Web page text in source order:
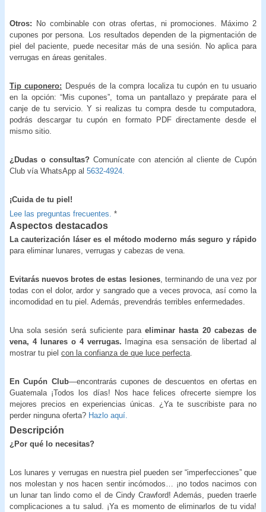
Otros:
No combinable con otras ofertas, ni promociones. Máximo 2
cupones por persona. Los resultados dependen de la pigmentación de
piel del paciente, puede necesitar más de una sesión. No aplica para
verrugas en áreas genitales.
Tip cuponero: Después de la compra localiza tu cupón en tu usuario
en la opción: “Mis cupones”, toma un pantallazo y prepárate para el
canje de tu servicio. Y si realizas tu compra desde tu computadora,
podrás descargar tu cupón en formato PDF directamente desde el
mismo sitio.
¿Dudas o consultas? Comunícate con atención al cliente de Cupón
Club vía WhatsApp al 5632-4924.
¡Cuida de tu piel!
Lee las preguntas frecuentes. *
Aspectos destacados
La cauterización láser es el método moderno más seguro y rápido
para eliminar lunares, verrugas y cabezas de vena.
Evitarás nuevos brotes de estas lesiones, terminando de una vez por
todas con el dolor, ardor y sangrado que a veces provoca, así como la
incomodidad en tu piel. Además, prevendrás terribles enfermedades.
Una sola sesión será suficiente para eliminar hasta 20 cabezas de
vena, 4 lunares o 4 verrugas. Imagina esa sensación de libertad al
mostrar tu piel con la confianza de que luce perfecta
En Cupón Club—encontrarás cupones de descuentos en ofertas en
Guatemala ¡Todos los días! Nos hace felices ofrecerte siempre los
mejores precios en experiencias únicas. ¿Ya te suscribiste para no
perder ninguna oferta? Hazlo aquí.
Descripción
¿Por qué lo necesitas?
Los lunares y verrugas en nuestra piel pueden ser “imperfecciones” que
nos molestan y nos hacen sentir incómodos… ¡no todos nacimos con
un lunar tan lindo como el de Cindy Crawford! Además, pueden traerle
complicaciones a tu salud. ¡Ya es momento de eliminarlos de tu vida!